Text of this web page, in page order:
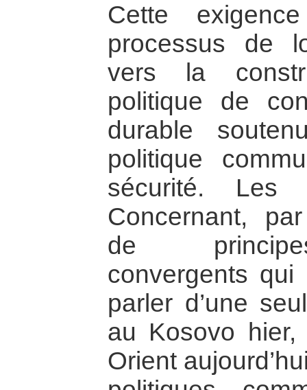
Cette
processus de
vers la
politique de
durable
politique
sécurité. Les
Concernant,
de
convergents qui
parler d’une
au Kosovo
Orient